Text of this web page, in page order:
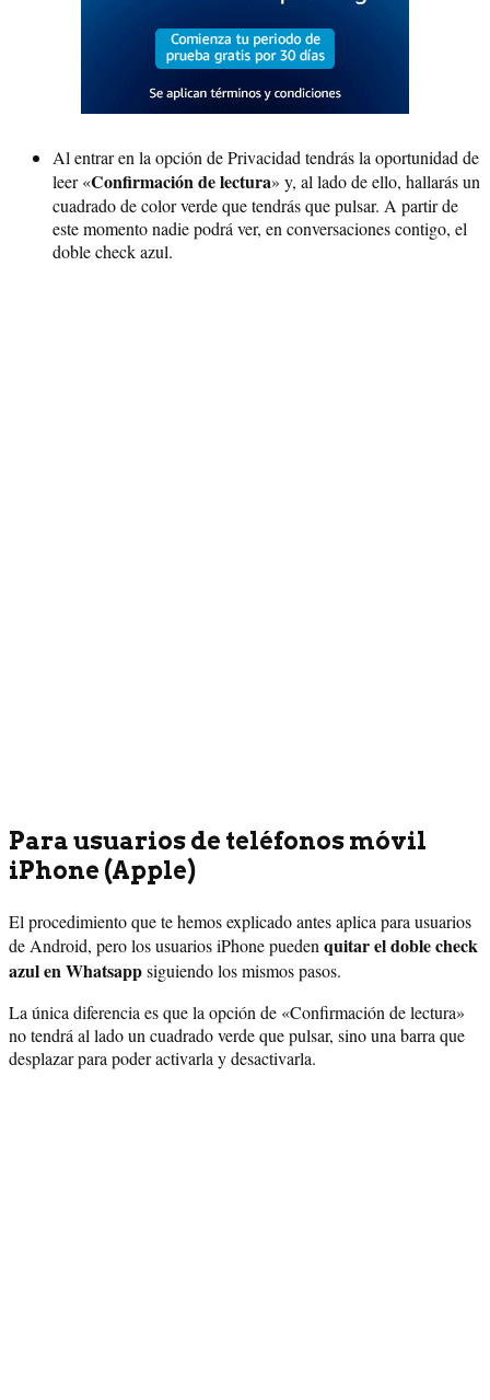
Al entrar en la opción de Privacidad tendrás la oportunidad de
leer «Confirmación de lectura» y, al lado de ello, hallarás un
cuadrado de color verde que tendrás que pulsar. A partir de
este momento nadie podrá ver, en conversaciones contigo, el
doble check azul.
Para usuarios de teléfonos móvil
iPhone (Apple)
El procedimiento que te hemos explicado antes aplica para usuarios
de Android, pero los usuarios iPhone pueden quitar el doble check
azul en Whatsappsiguiendo los mismos pasos.
La única diferencia es que la opción de «Confirmación de lectura»
no tendrá al lado un cuadrado verde que pulsar, sino una barra que
desplazar para poder activarla y desactivarla.